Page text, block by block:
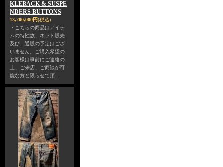
KLEBACK & SUSPE
NDERS BUTTONS
13,200,000円(税込)
・こちらの商品はアイテ
ムの特性故、ネット販売
及び、通販の予定はござ
いません。ご購入希望の
お客様は事前にご連絡の
上、ご来店、ご商談が可
能な方と限らせて頂…